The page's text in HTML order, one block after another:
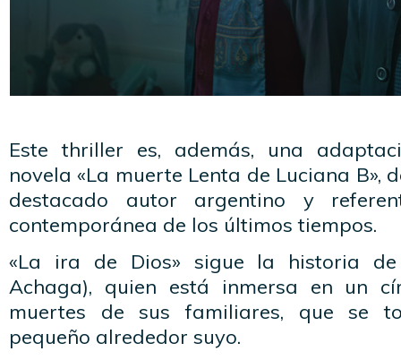
Este thriller es, además, una
novela «La muerte Lenta de Luciana B»,
destacado autor argentino y
contemporánea de los últimos tiempos.
«La ira de Dios» sigue la historia de
Achaga), quien está inmersa en un
muertes de sus familiares, que se
pequeño alrededor suyo.